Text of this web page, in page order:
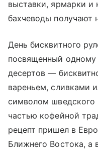
выставки, ярмарки и
бахчеводы получают
День бисквитного
посвященный
десертов —
вареньем, сливками
символом шведского
частью кофейной
рецепт пришел в
Ближнего Востока, а